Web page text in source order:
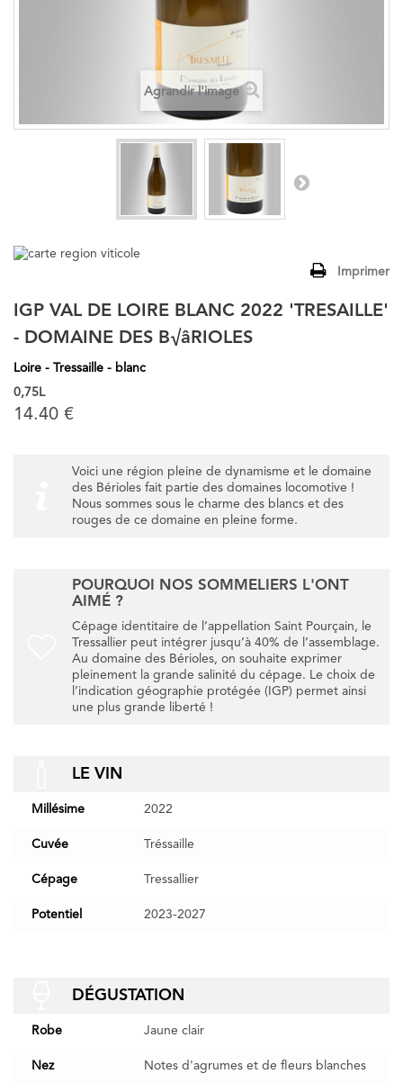
Agrandir l'image
Imprimer
IGP VAL DE LOIRE BLANC 2022 'TRESAILLE'
- DOMAINE DES B√âRIOLES
Loire - Tressaille - blanc
0,75L
14.40 €
Voici une région pleine de dynamisme et le domaine
des Bérioles fait partie des domaines locomotive !
Nous sommes sous le charme des blancs et des
rouges de ce domaine en pleine forme.
POURQUOI NOS SOMMELIERS L'ONT
AIMÉ ?
Cépage identitaire de l’appellation Saint Pourçain, le
Tressallier peut intégrer jusqu’à 40% de l’assemblage.
Au domaine des Bérioles, on souhaite exprimer
pleinement la grande salinité du cépage. Le choix de
l’indication géographie protégée (IGP) permet ainsi
une plus grande liberté !
LE VIN
Millésime 2022
Cuvée Tréssaille
Cépage Tressallier
Potentiel 2023-2027
DÉGUSTATION
Robe Jaune clair
Nez Notes d'agrumes et de fleurs blanches